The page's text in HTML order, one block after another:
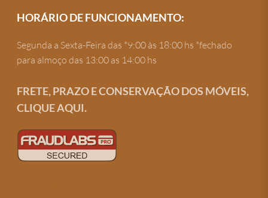
HORÁRIO DE FUNCIONAMENTO:
Segunda a Sexta-Feira das *9:00 às 18:00 hs *fechado
para almoço das 13:00 as 14:00 hs
FRETE, PRAZO E CONSERVAÇÃO DOS MÓVEIS,
CLIQUE AQUI.